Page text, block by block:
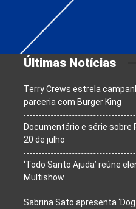
Últimas Notícias
Terry Crews estrela
parceria com Burger King
Documentário e série sobre
20 de julho
‘Todo Santo Ajuda’ reúne
Multishow
Sabrina Sato apresenta